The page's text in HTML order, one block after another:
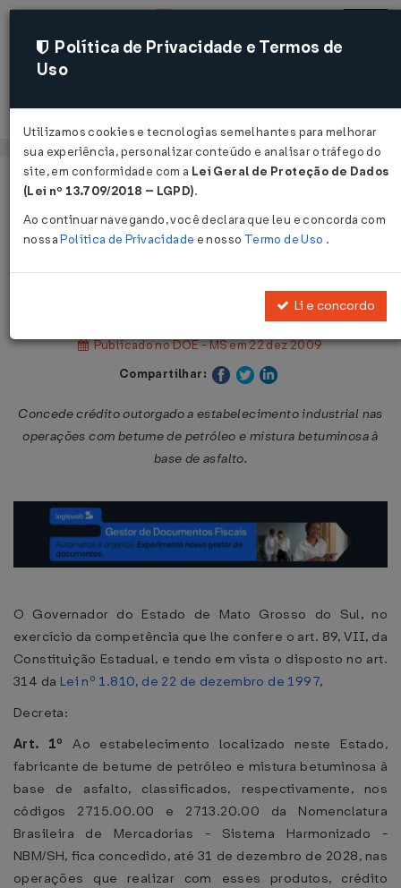
Acessar
Página Inicial
Legislações
Decreto Nº 12871 DE 21/12/2009
Publicado no DOE - MS em 22 dez 2009
Compartilhar:
Concede crédito outorgado a estabelecimento industrial nas
operações com betume de petróleo e mistura betuminosa à
base de asfalto.
O Governador do Estado de Mato Grosso do Sul, no
exercício da competência que lhe confere o art. 89, VII, da
Constituição Estadual, e tendo em vista o disposto no art.
314 da Lei nº 1.810, de 22 de dezembro de 1997,
Decreta:
Art. 1º Ao estabelecimento localizado neste Estado,
fabricante de betume de petróleo e mistura betuminosa à
base de asfalto, classificados, respectivamente, nos
códigos 2715.00.00 e 2713.20.00 da Nomenclatura
Brasileira de Mercadorias - Sistema Harmonizado -
NBM/SH, fica concedido, até 31 de dezembro de 2028, nas
operações que realizar com esses produtos, crédito
Política de Privacidade e Termos de
Uso
Utilizamos cookies e tecnologias semelhantes para melhorar
sua experiência, personalizar conteúdo e analisar o tráfego do
site, em conformidade com a Lei Geral de Proteção de Dados
(Lei nº 13.709/2018 – LGPD).
Ao continuar navegando, você declara que leu e concorda com
nossaPolítica de Privacidade e nosso Termo de Uso .
Li e concordo